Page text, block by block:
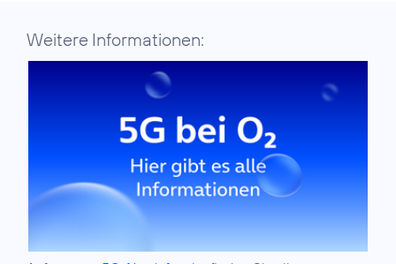
Weitere Informationen: